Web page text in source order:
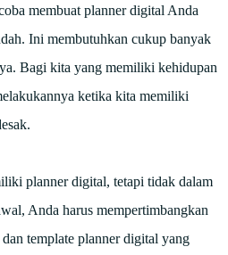
membuat planner digital Anda
Ini membutuhkan cukup banyak
Bagi kita yang memiliki kehidupan
ketika kita memiliki
planner digital, tetapi tidak dalam
Anda harus mempertimbangkan
template planner digital yang